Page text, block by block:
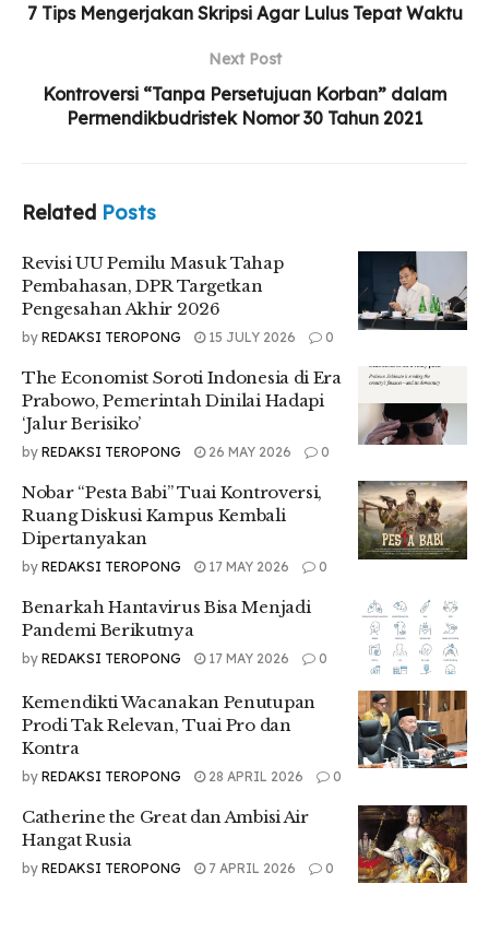
DPR Targetkan Pengesahan Akhir 2026
The Economist Soroti Indonesia di Era Prabowo,
Nobar “Pesta Babi” Tuai Kontroversi, Ruang
Beragam stan kuliner berjejer sejak pintu masuk mulai dari
dimsum, salad buah, brownies, ayam geprek, kebab, cilok,
berbagai jenis martabak dan lain sebagainya. Dan tersedia
tempat duduk bagi para pengunjung yang datang.
Wali Kota Medan, Bobby Nasution mengatakan, sebagai
tulang punggung perekonomian, UMKM membutuhkan
dukungan dari banyak pihak untuk dapat bangkit dan
tumbuh dari situasi pandemi.
agar dapat menjangkau peluang baru dalam ekosistem
digital dan mendukung keberlangsungan bisnis mereka,”
kata Bobby.
menjadi pendamping UMKM di Medan agar dapat naik kelas.
Salah satunya melalui pembinaan terhadap literasi digital.
Dimana kegiatan ini didukung layanan pembayaran digital
dapat digunakan masyarakat.
“Kami juga mengapresiasi dukungan yang diberikan
ShopeePay dalam penyelenggaraan acara ini, dan dalam
sebutnya.
Salah satu penjual bernama Safi’i mengatakan bahwa
kegiatan ini sangat bagus untuk pedagang UMKM dan ia
7 Tips Mengerjakan Skripsi Agar Lulus Tepat Waktu
Next Post
Kontroversi “Tanpa Persetujuan Korban” dalam
Permendikbudristek Nomor 30 Tahun 2021
Related Posts
Revisi UU Pemilu Masuk Tahap
Pembahasan, DPR Targetkan
Pengesahan Akhir 2026
by REDAKSI TEROPONG 15 JULY 2026 0
The Economist Soroti Indonesia di Era
Prabowo, Pemerintah Dinilai Hadapi
‘Jalur Berisiko’
by REDAKSI TEROPONG 26 MAY 2026 0
Nobar “Pesta Babi” Tuai Kontroversi,
Ruang Diskusi Kampus Kembali
Dipertanyakan
by REDAKSI TEROPONG 17 MAY 2026 0
Benarkah Hantavirus Bisa Menjadi
Pandemi Berikutnya
by REDAKSI TEROPONG 17 MAY 2026 0
Kemendikti Wacanakan Penutupan
Prodi Tak Relevan, Tuai Pro dan
Kontra
by REDAKSI TEROPONG 28 APRIL 2026 0
Catherine the Great dan Ambisi Air
Hangat Rusia
by REDAKSI TEROPONG 7 APRIL 2026 0